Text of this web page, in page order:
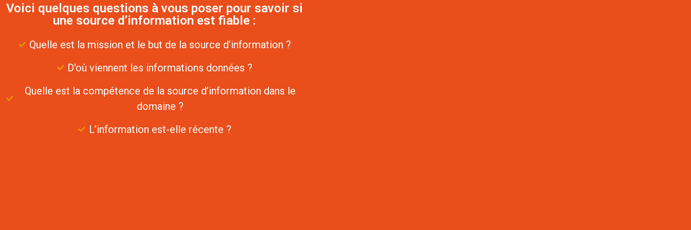
Voici quelques questions à vous poser pour savoir si
une source d’information est fiable :
Quelle est la mission et le but de la source d’information ?
D'où viennent les informations données ?
Quelle est la compétence de la source d’information dans le
domaine ?
L’information est-elle récente ?